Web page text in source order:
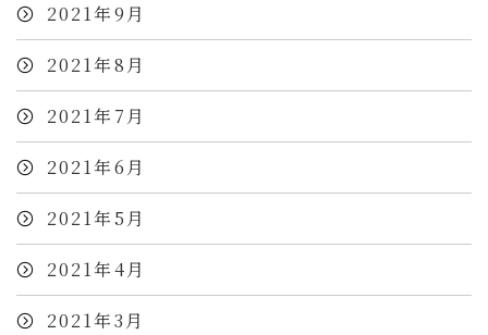
2021年9月
2021年8月
2021年7月
2021年6月
2021年5月
2021年4月
2021年3月